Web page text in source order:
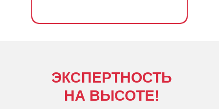
ЭКСПЕРТНОСТЬ
НА ВЫСОТЕ!